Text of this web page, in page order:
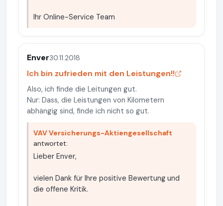
Ihr Online-Service Team
Enver30.11.2018
Ich bin zufrieden mit den Leistungen!!
Also, ich finde die Leitungen gut.
Nur: Dass, die Leistungen von Kilometern
abhängig sind, finde ich nicht so gut.
VAV Versicherungs-Aktiengesellschaft
antwortet:
Lieber Enver,
vielen Dank für Ihre positive Bewertung und
die offene Kritik.